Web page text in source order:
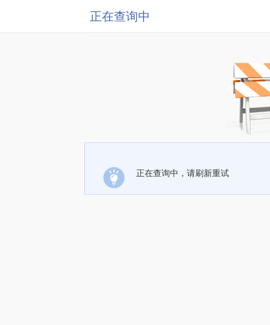
正在查询中
正在查询中，请刷新重试